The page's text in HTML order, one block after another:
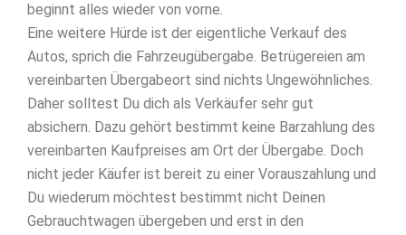
beginnt alles wieder von vorne.
Eine weitere Hürde ist der eigentliche Verkauf des
Autos, sprich die Fahrzeugübergabe. Betrügereien am
vereinbarten Übergabeort sind nichts Ungewöhnliches.
Daher solltest Du dich als Verkäufer sehr gut
absichern. Dazu gehört bestimmt keine Barzahlung des
vereinbarten Kaufpreises am Ort der Übergabe. Doch
nicht jeder Käufer ist bereit zu einer Vorauszahlung und
Du wiederum möchtest bestimmt nicht Deinen
Gebrauchtwagen übergeben und erst in den